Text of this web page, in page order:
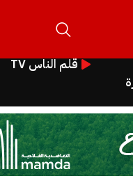
قلم الناس TV